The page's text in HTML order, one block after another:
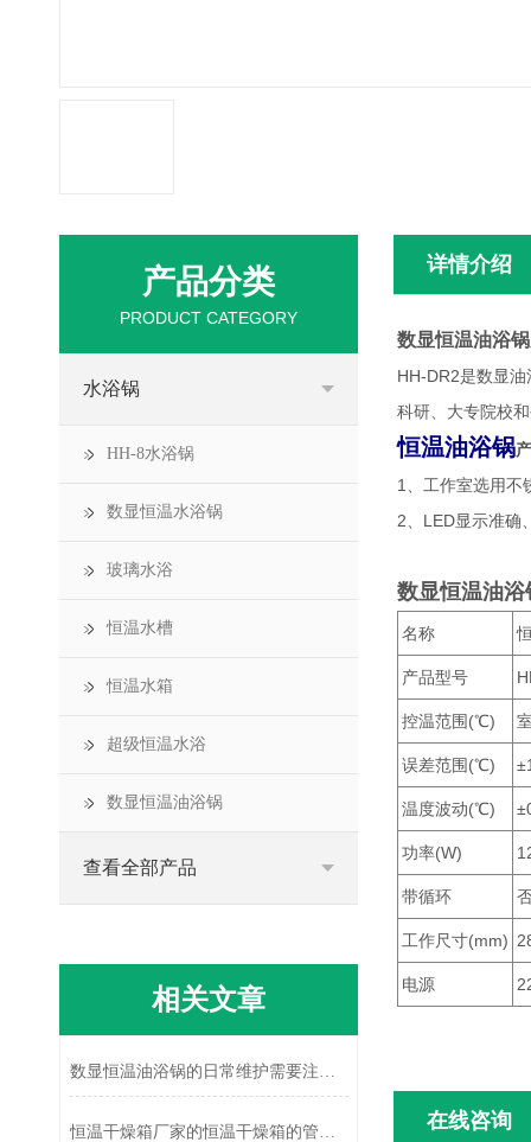
详情介绍
数显恒温油浴锅
HH-DR2是数显
科研、大专院校
恒温油浴锅
1、工作室选用不
2、LED显示准确
数显恒温油浴
名称
产品型号
控温范围(℃)
误差范围(℃)
温度波动(℃)
功率(W)
带循环
工作尺寸(mm)
电源
在线咨询
产品分类
PRODUCT CATEGORY
水浴锅
HH-8水浴锅
数显恒温水浴锅
玻璃水浴
恒温水槽
恒温水箱
超级恒温水浴
数显恒温油浴锅
查看全部产品
相关文章
数显恒温油浴锅的日常维护需要注意哪些
恒温干燥箱厂家的恒温干燥箱的管理要求